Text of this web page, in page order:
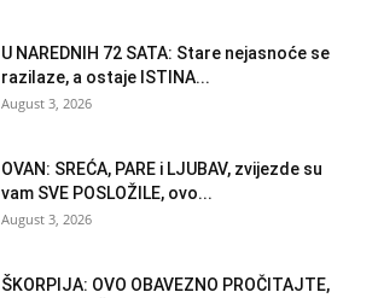
U NAREDNIH 72 SATA: Stare nejasnoće se
razilaze, a ostaje ISTINA...
August 3, 2026
OVAN: SREĆA, PARE i LJUBAV, zvijezde su
vam SVE POSLOŽILE, ovo...
August 3, 2026
ŠKORPIJA: OVO OBAVEZNO PROČITAJTE,